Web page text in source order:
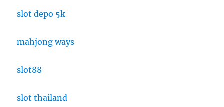
slot depo 5k
mahjong ways
slot88
slot thailand